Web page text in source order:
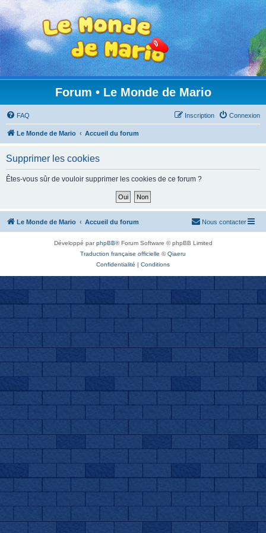
Forum • Le Monde de Mario
FAQ Connexion
Inscription
Le Monde de Mario Accueil du forum
Supprimer les cookies
Êtes-vous sûr de vouloir supprimer les cookies de ce forum ?
Le Monde de Mario Accueil du forum Nous contacter
Développé parphpBB® Forum Software © phpBB Limited
Traduction française officielle ©Qiaeru
Confidentialité | Conditions